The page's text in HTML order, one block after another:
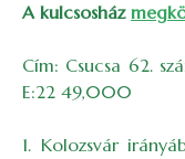
A kulcsosház
Cím: Csucsa 62.
E:22 49,000
1. Kolozsvár